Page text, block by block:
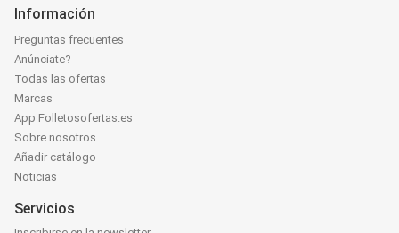
Información
Preguntas frecuentes
Anúnciate?
Todas las ofertas
Marcas
App Folletosofertas.es
Sobre nosotros
Añadir catálogo
Noticias
Servicios